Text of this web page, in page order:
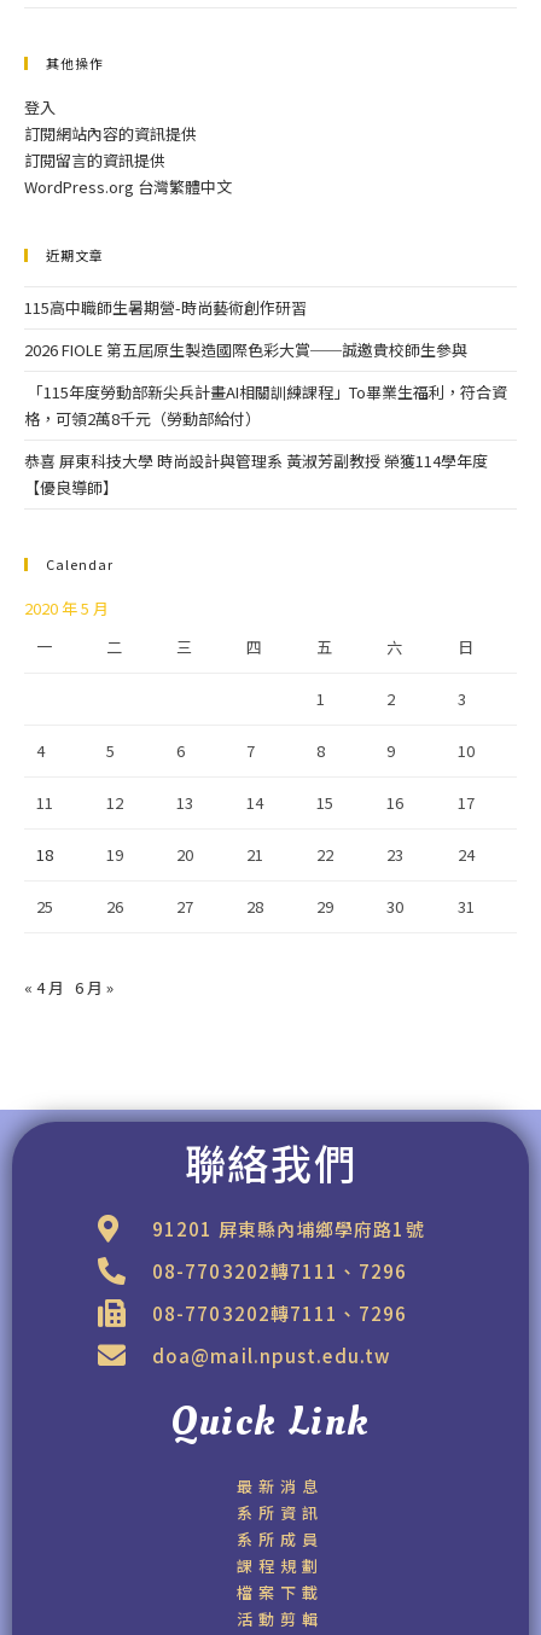
其他操作
登入
訂閱網站內容的資訊提供
訂閱留言的資訊提供
WordPress.org 台灣繁體中文
近期文章
115高中職師生暑期營-時尚藝術創作研習
2026 FIOLE 第五屆原生製造國際色彩大賞──誠邀貴校師生參與
「115年度勞動部新尖兵計畫AI相關訓練課程」To畢業生福利，符合資
格，可領2萬8千元（勞動部給付）
恭喜 屏東科技大學 時尚設計與管理系 黃淑芳副教授 榮獲114學年度
【優良導師】
Calendar
2020 年 5 月
一
二 三 四 五 六 日
1 2 3
4 5 6 7 8 9 10
11 12 13 14 15 16 17
18 19 20 21 22 23 24
25 26 27 28 29 30 31
« 4 月 6 月 »
聯絡我們
91201 屏東縣內埔鄉學府路1號
08-7703202轉7111、7296
08-7703202轉7111、7296
doa@mail.npust.edu.tw
Quick Link
最新消息
系所資訊
系所成員
課程規劃
檔案下載
活動剪輯